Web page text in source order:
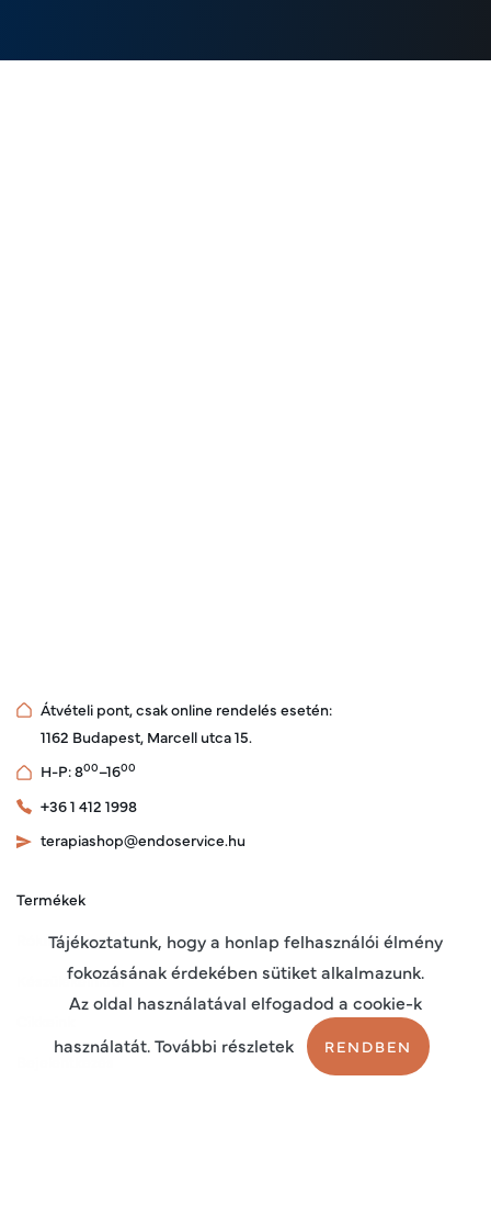
Átvételi pont, csak online rendelés esetén:
1162 Budapest, Marcell utca 15.
H-P: 800–1600
+36 1 412 1998
terapiashop@endoservice.hu
Termékek
Rólunk
Készülékeinkről
Tájékoztatunk, hogy a honlap felhasználói élmény
fokozásának érdekében sütiket alkalmazunk.
Az oldal használatával elfogadod a cookie-k
használatát. További részletek
RENDBEN